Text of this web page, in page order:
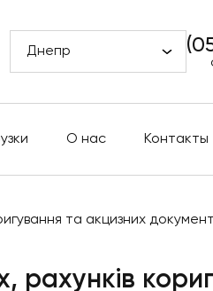
Днепр
О нас Контакты
та акцизних